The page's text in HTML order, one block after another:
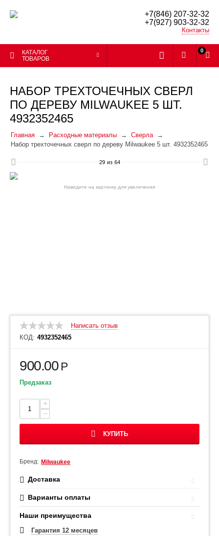
+7(846) 207-32-32
+7(927) 903-32-32
Контакты
КАТАЛОГ
ТОВАРОВ
0
НАБОР ТРЕХТОЧЕЧНЫХ СВЕРЛ
ПО ДЕРЕВУ MILWAUKEE 5 ШТ.
4932352465
Главная Расходные материалы
Сверла
Набор трехточечных сверл по дереву Milwaukee 5 шт. 4932352465
29 из 64
Наведите на картинку для увеличения
Написать отзыв
КОД: 4932352465
900.00 Р
Предзаказ
+
−
КУПИТЬ
Бренд: Milwaukee
Доставка
Варианты оплаты
Наши преимущества
Гарантия 12 месяцев